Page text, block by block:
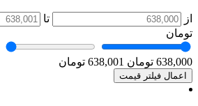
از
تا
تومان
638,000 تومان 638,001 تومان
اعمال فیلتر قیمت